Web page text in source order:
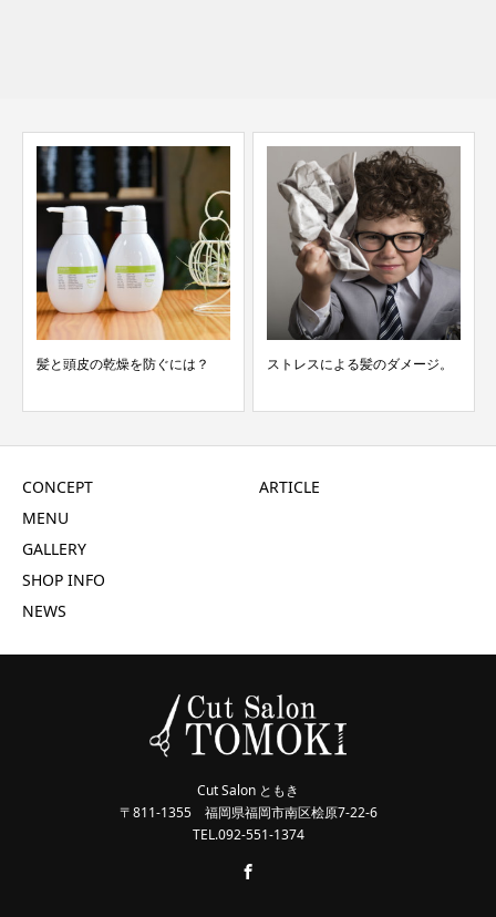
髪と頭皮の乾燥を防ぐには？ ストレスによる髪のダメージ。
CONCEPT
MENU
GALLERY
SHOP INFO
NEWS
ARTICLE
Cut Salon ともき
〒811-1355 福岡県福岡市南区桧原7-22-6
TEL.092-551-1374